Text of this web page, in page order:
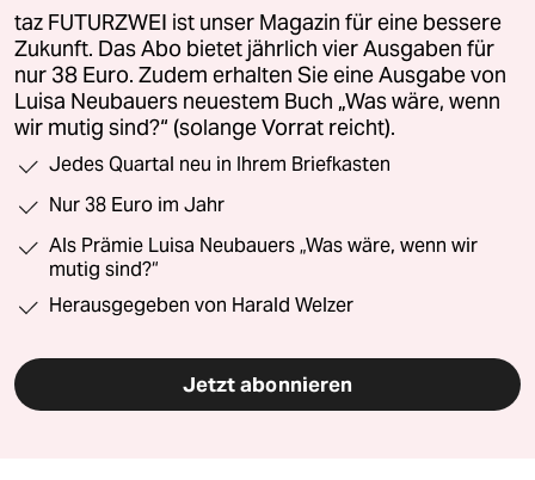
taz FUTURZWEI ist unser Magazin für eine bessere
Zukunft. Das Abo bietet jährlich vier Ausgaben für
nur 38 Euro. Zudem erhalten Sie eine Ausgabe von
Luisa Neubauers neuestem Buch „Was wäre, wenn
wir mutig sind?“ (solange Vorrat reicht).
Jedes Quartal neu in Ihrem Briefkasten
Nur 38 Euro im Jahr
Als Prämie Luisa Neubauers „Was wäre, wenn wir
mutig sind?“
Herausgegeben von Harald Welzer
Jetzt abonnieren